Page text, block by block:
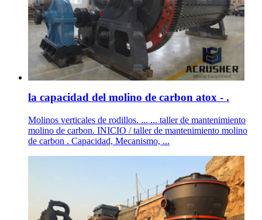
la capacidad del molino de carbon atox - .
Molinos verticales de rodillos. ... ... taller de mantenimiento
molino de carbon. INICIO / taller de mantenimiento molino
de carbon . Capacidad, Mecanismo, ...